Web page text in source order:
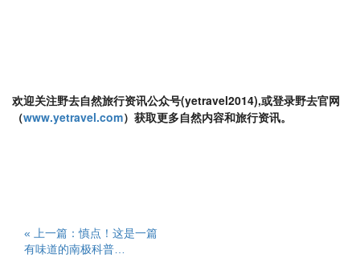
欢迎关注野去自然旅行资讯公众号(yetravel2014),或登录野去官网
（www.yetravel.com）获取更多自然内容和旅行资讯。
« 上一篇：慎点！这是一篇
有味道的南极科普…